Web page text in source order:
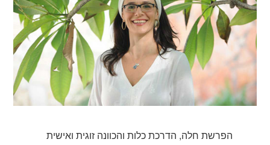
‏הפרשת חלה, הדרכת כלות והכוונה זוגית ואישית‏